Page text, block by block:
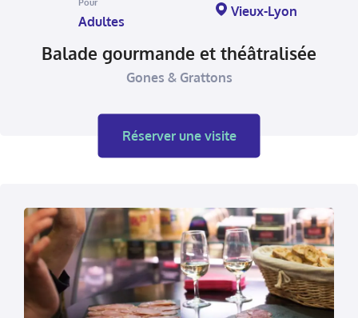
Adultes
Vieux-Lyon
Balade gourmande et théâtralisée
Gones & Grattons
Réserver une visite